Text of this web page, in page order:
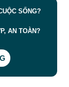
SỐNG?
AN TOÀN?